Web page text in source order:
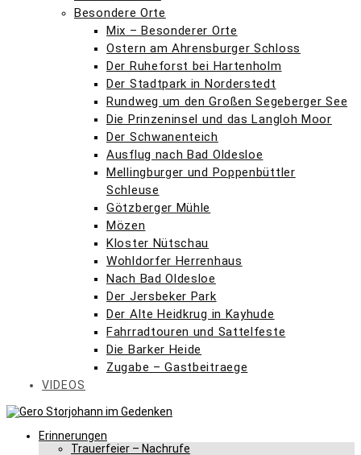
Besondere Orte
Mix – Besonderer Orte
Ostern am Ahrensburger Schloss
Der Ruheforst bei Hartenholm
Der Stadtpark in Norderstedt
Rundweg um den Großen Segeberger See
Die Prinzeninsel und das Langloh Moor
Der Schwanenteich
Ausflug nach Bad Oldesloe
Mellingburger und Poppenbüttler
Schleuse
Götzberger Mühle
Mözen
Kloster Nütschau
Wohldorfer Herrenhaus
Nach Bad Oldesloe
Der Jersbeker Park
Der Alte Heidkrug in Kayhude
Fahrradtouren und Sattelfeste
Die Barker Heide
Zugabe – Gastbeitraege
VIDEOS
Erinnerungen
Trauerfeier – Nachrufe